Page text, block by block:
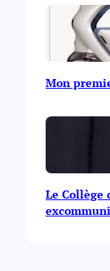
Mon
Le Collège